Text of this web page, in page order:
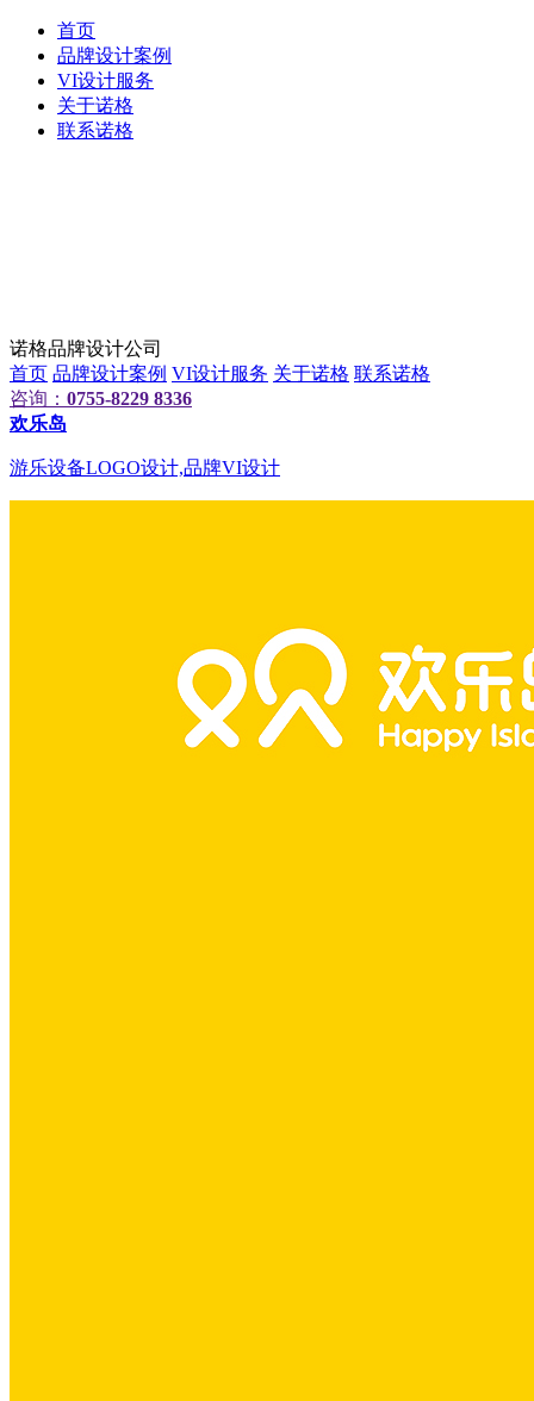
首页
品牌设计案例
VI设计服务
关于诺格
联系诺格
诺格品牌设计公司
首页 品牌设计案例 VI设计服务 关于诺格 联系诺格
咨询： 0755-8229 8336
欢乐岛
游乐设备LOGO设计,品牌VI设计